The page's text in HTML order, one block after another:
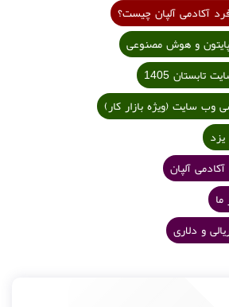
آکادمی آلپان چیست؟
و هوش مصنوعی
1405
وب سایت (ویژه بازار کار)
آلپان
و دلاری